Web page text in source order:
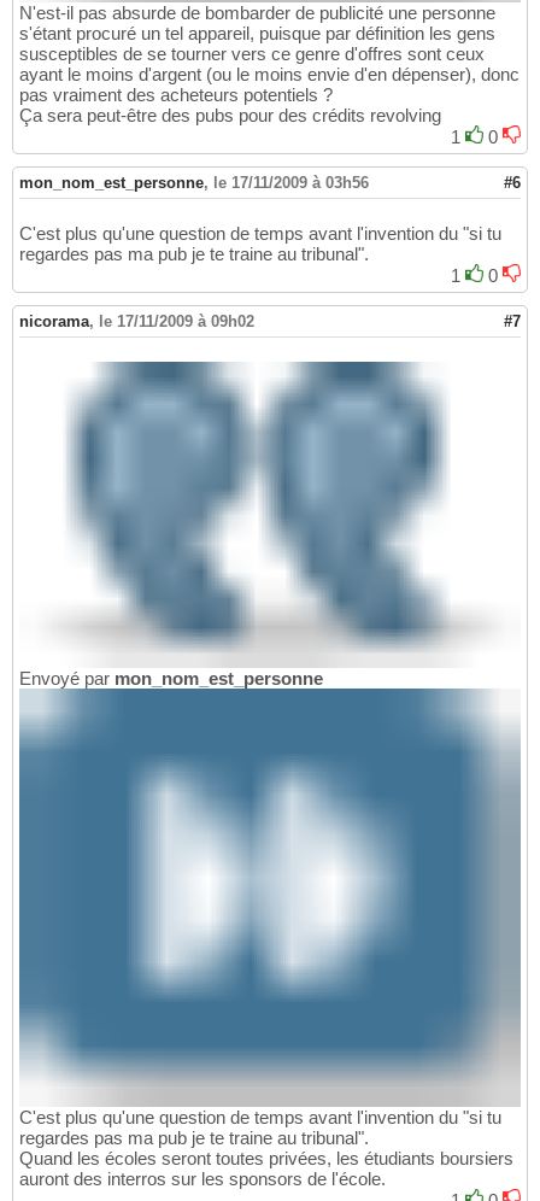
N'est-il pas absurde de bombarder de publicité une personne
s'étant procuré un tel appareil, puisque par définition les gens
susceptibles de se tourner vers ce genre d'offres sont ceux
ayant le moins d'argent (ou le moins envie d'en dépenser), donc
pas vraiment des acheteurs potentiels ?
Ça sera peut-être des pubs pour des crédits revolving
1
0
mon_nom_est_personne, le 17/11/2009 à 03h56 #6
C'est plus qu'une question de temps avant l'invention du "si tu
regardes pas ma pub je te traine au tribunal".
1
0
nicorama, le 17/11/2009 à 09h02 #7
Envoyé par mon_nom_est_personne
C'est plus qu'une question de temps avant l'invention du "si tu
regardes pas ma pub je te traine au tribunal".
Quand les écoles seront toutes privées, les étudiants boursiers
auront des interros sur les sponsors de l'école.